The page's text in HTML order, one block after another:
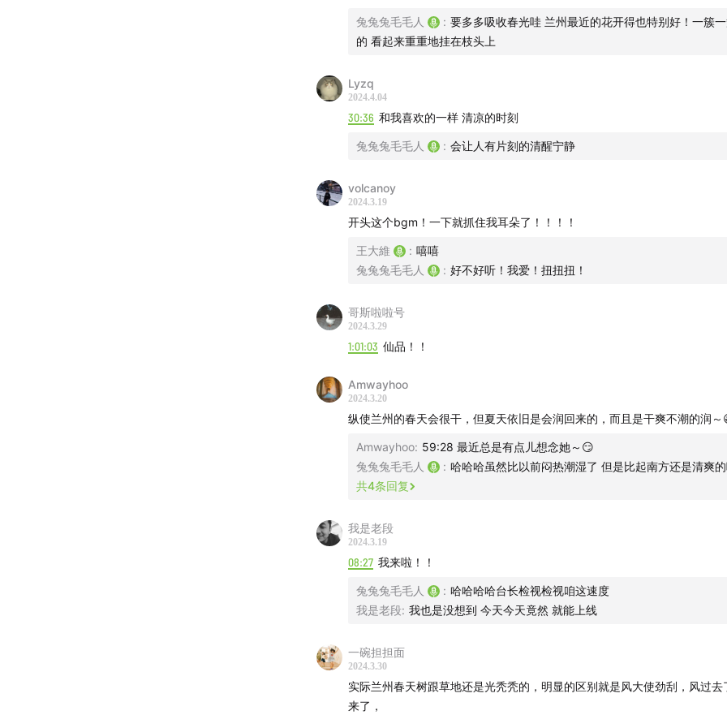
鈴木真海子,SIKK-O,STUTS - 0℃の日曜
水源 - 風來吹
Black Marble - A Great Design
Jordan elgie - Roses
鶴 The Crane - LIMO
陈光荣 - First Date
Dragon Ash - Grateful Days
LÜCY - Heaven.zip
一直下雨的星期天
-沉浸式歌单可戳-
公园散步听什么：spring groove！
兔兔兔毛毛人 : 要多多吸收春光哇 兰州最近的花开得也特别好！一簇
的 看起来重重地挂在枝头上
Lyzq
2024.4.04
30:36 和我喜欢的一样 清凉的时刻
兔兔兔毛毛人 : 会让人有片刻的清醒宁静
volcanoy
2024.3.19
开头这个bgm！一下就抓住我耳朵了！！！！
王大維 : 嘻嘻
兔兔兔毛毛人
: 好不好听！我爱！扭扭扭！
哥斯啦啦号
2024.3.29
1:01:03 仙品！！
Amwayhoo
2024.3.20
纵使兰州的春天会很干，但夏天依旧是会润回来的，而且是干爽不潮的润～
Amwayhoo: 59:28 最近总是有点儿想念她～😏
兔兔兔毛毛人
: 哈哈哈虽然比以前闷热潮湿了 但是比起南方还是清爽
共4条回复
我是老段
2024.3.19
08:27 我来啦！！
兔兔兔毛毛人 : 哈哈哈哈台长检视检视咱这速度
我是老段: 我也是没想到 今天今天竟然 就能上线
一碗担担面
2024.3.30
实际兰州春天树跟草地还是光秃秃的，明显的区别就是风大使劲刮，风过去
来了，